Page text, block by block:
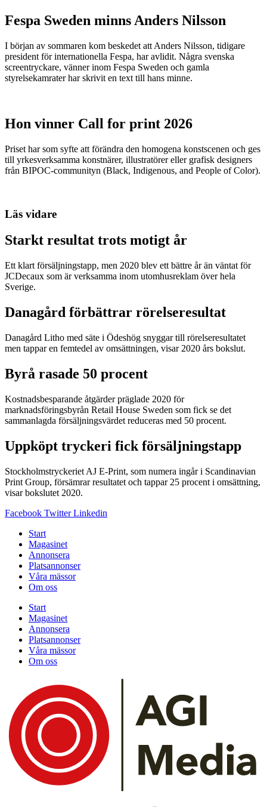
Fespa Sweden minns Anders Nilsson
I början av sommaren kom beskedet att Anders Nilsson, tidigare
president för internationella Fespa, har avlidit. Några svenska
screentryckare, vänner inom Fespa Sweden och gamla
styrelsekamrater har skrivit en text till hans minne.
Hon vinner Call for print 2026
Priset har som syfte att förändra den homogena konstscenen och ges
till yrkesverksamma konstnärer, illustratörer eller grafisk designers
från BIPOC-communityn (Black, Indigenous, and People of Color).
Läs vidare
Starkt resultat trots motigt år
Ett klart försäljningstapp, men 2020 blev ett bättre år än väntat för
JCDecaux som är verksamma inom utomhusreklam över hela
Sverige.
Danagård förbättrar rörelseresultat
Danagård Litho med säte i Ödeshög snyggar till rörelseresultatet
men tappar en femtedel av omsättningen, visar 2020 års bokslut.
Byrå rasade 50 procent
Kostnadsbesparande åtgärder präglade 2020 för
marknadsföringsbyrån Retail House Sweden som fick se det
sammanlagda försäljningsvärdet reduceras med 50 procent.
Uppköpt tryckeri fick försäljningstapp
Stockholmstryckeriet AJ E-Print, som numera ingår i Scandinavian
Print Group, försämrar resultatet och tappar 25 procent i omsättning,
visar bokslutet 2020.
Facebook Twitter Linkedin
Start
Magasinet
Annonsera
Platsannonser
Våra mässor
Om oss
Start
Magasinet
Annonsera
Platsannonser
Våra mässor
Om oss